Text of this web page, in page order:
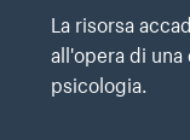
La risorsa
all'opera di
psicologia.